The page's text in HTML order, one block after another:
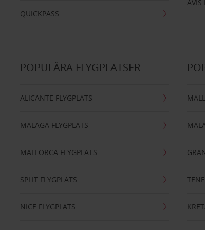
QUICKPASS
AVIS
POPULÄRA FLYGPLATSER
ALICANTE FLYGPLATS
MALAGA FLYGPLATS
MALLORCA FLYGPLATS
SPLIT FLYGPLATS
NICE FLYGPLATS